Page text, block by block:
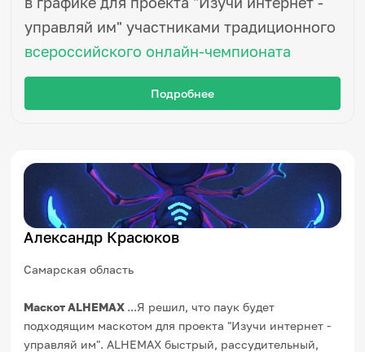
Итоги событий
Игры и тренажеры
Игра «Знания»
Викторина
Комиксы
Педагогам
Школа наставников
Методика
English
Регистрация
управляй им" участниками традиционного
всероссийского онлайн-чемпионата
Подробнее
Александр Красюков
Самарская область
Маскот ALHEMAX ...Я решил, что паук будет
подходящим маскотом для проекта "Изучи интернет -
управляй им". ALHEMAX быстрый, рассудительный,